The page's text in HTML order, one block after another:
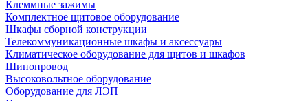
Клеммные зажимы
Комплектное щитовое оборудование
Шкафы сборной конструкции
Телекоммуникационные шкафы и аксессуары
Климатическое оборудование для щитов и шкафов
Шинопровод
Высоковольтное оборудование
Оборудование для ЛЭП